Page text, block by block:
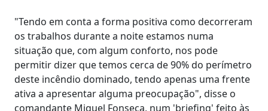
"Tendo em conta a forma positiva como decorreram
os trabalhos durante a noite estamos numa
situação que, com algum conforto, nos pode
permitir dizer que temos cerca de 90% do perímetro
deste incêndio dominado, tendo apenas uma frente
ativa a apresentar alguma preocupação", disse o
comandante Miguel Fonseca, num 'briefing' feito às